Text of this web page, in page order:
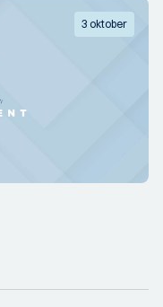
3 oktober